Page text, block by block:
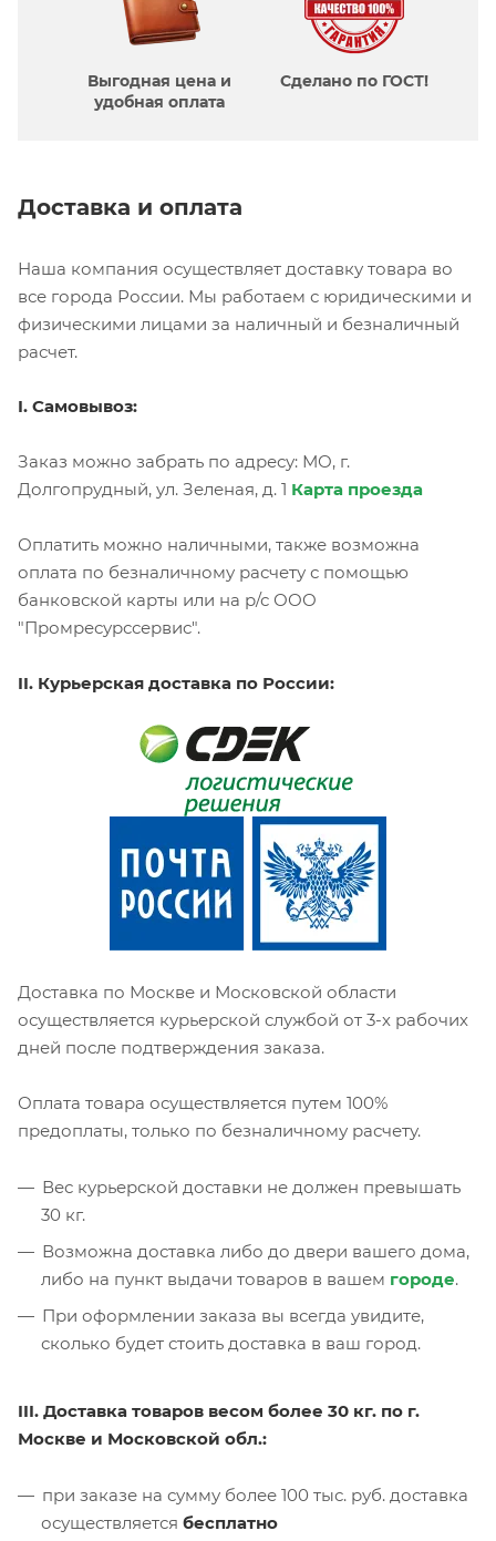
Выгодная цена и
удобная оплата
Сделано по ГОСТ!
Доставка и оплата
Наша компания осуществляет доставку товара во
все города России. Мы работаем с юридическими и
физическими лицами за наличный и безналичный
расчет.
I. Самовывоз:
Заказ можно забрать по адресу: МО, г.
Долгопрудный, ул. Зеленая, д. 1 Карта проезда
Оплатить можно наличными, также возможна
оплата по безналичному расчету с помощью
банковской карты или на р/с ООО
"Промресурссервис".
II. Курьерская доставка по России:
Доставка по Москве и Московской области
осуществляется курьерской службой от 3-х рабочих
дней после подтверждения заказа.
Оплата товара осуществляется путем 100%
предоплаты, только по безналичному расчету.
Вес курьерской доставки не должен превышать
30 кг.
Возможна доставка либо до двери вашего дома,
либо на пункт выдачи товаров в вашем городе.
При оформлении заказа вы всегда увидите,
сколько будет стоить доставка в ваш город.
III. Доставка товаров весом более 30 кг. по г.
Москве и Московской обл.:
при заказе на сумму более 100 тыс. руб. доставка
осуществляется бесплатно